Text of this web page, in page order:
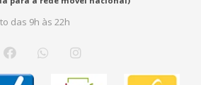
das 9h às 22h